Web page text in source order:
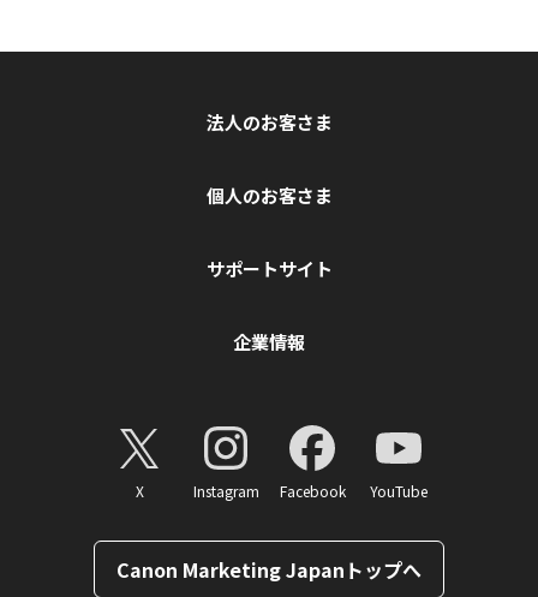
法人のお客さま
個人のお客さま
サポートサイト
企業情報
X Instagram Facebook YouTube
Canon Marketing Japanトップへ